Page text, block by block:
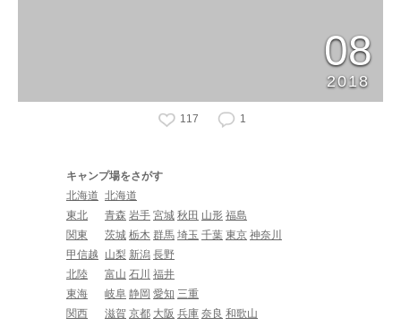
08
2018
117 1
キャンプ場をさがす
北海道 北海道
東北
青森 岩手 宮城 秋田 山形 福島
関東
茨城 栃木 群馬 埼玉 千葉 東京 神奈川
甲信越
山梨 新潟 長野
北陸
富山 石川 福井
東海
岐阜 静岡 愛知 三重
関西
滋賀 京都 大阪 兵庫 奈良 和歌山